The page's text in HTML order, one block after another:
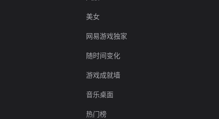
美女
网易游戏独家
随时间变化
游戏成就墙
音乐桌面
热门榜